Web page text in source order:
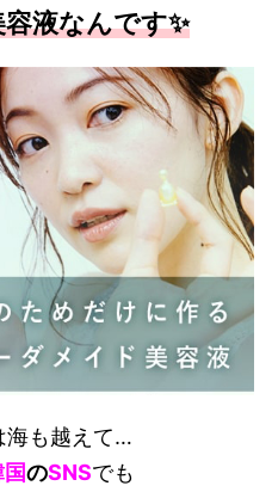
液なんです✨
海も越えて…
のSNSでも